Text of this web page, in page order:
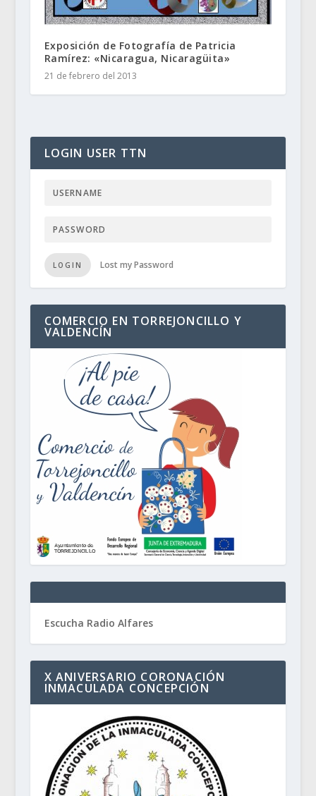
Exposición de Fotografía de Patricia
Ramírez: «Nicaragua, Nicaragüita»
21 de febrero del 2013
LOGIN USER TTN
LOGIN Lost my Password
COMERCIO EN TORREJONCILLO Y
VALDENCÍN
Escucha Radio Alfares
X ANIVERSARIO CORONACIÓN
INMACULADA CONCEPCIÓN